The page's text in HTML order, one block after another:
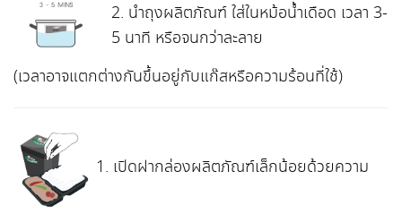
2. นำถุงผลิตภัณฑ์ ใส่ในหม้อน้ำเดือด เวลา 3-
5 นาที หรือจนกว่าละลาย
(เวลาอาจแตกต่างกันขึ้นอยู่กับแก๊สหรือความร้อนที่ใช้)
1. เปิดฝากล่องผลิตภัณฑ์เล็กน้อยด้วยความ